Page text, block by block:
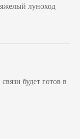
луноход
будет готов в